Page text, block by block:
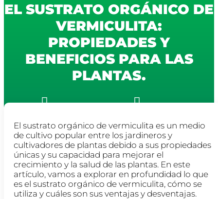
EL SUSTRATO ORGÁNICO DE
VERMICULITA:
PROPIEDADES Y
BENEFICIOS PARA LAS
PLANTAS.
 
El sustrato orgánico de vermiculita es un medio
de cultivo popular entre los jardineros y
cultivadores de plantas debido a sus propiedades
únicas y su capacidad para mejorar el
crecimiento y la salud de las plantas. En este
artículo, vamos a explorar en profundidad lo que
es el sustrato orgánico de vermiculita, cómo se
utiliza y cuáles son sus ventajas y desventajas.